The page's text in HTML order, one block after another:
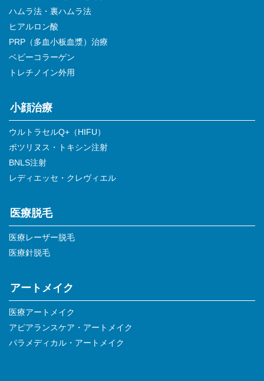
ハムラ法・裏ハムラ法
ヒアルロン酸
PRP（多血小板血漿）治療
ベビーコラーゲン
トレチノイン外用
小顔治療
ウルトラセルQ+（HIFU）
ボツリヌス・トキシン注射
BNLS注射
レディエッセ・クレヴィエル
医療脱毛
医療レーザー脱毛
医療針脱毛
アートメイク
医療アートメイク
アピアランスケア・アートメイク
パラメディカル・アートメイク